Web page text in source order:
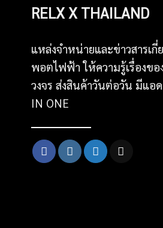
RELX X THAILAND
แหล่งจำหน่ายและข่าวสารเ
พอตไฟฟ้า ให้ความรู้เรื่องข
วงจร ส่งสินค้าวันต่อวัน มีแ
IN ONE